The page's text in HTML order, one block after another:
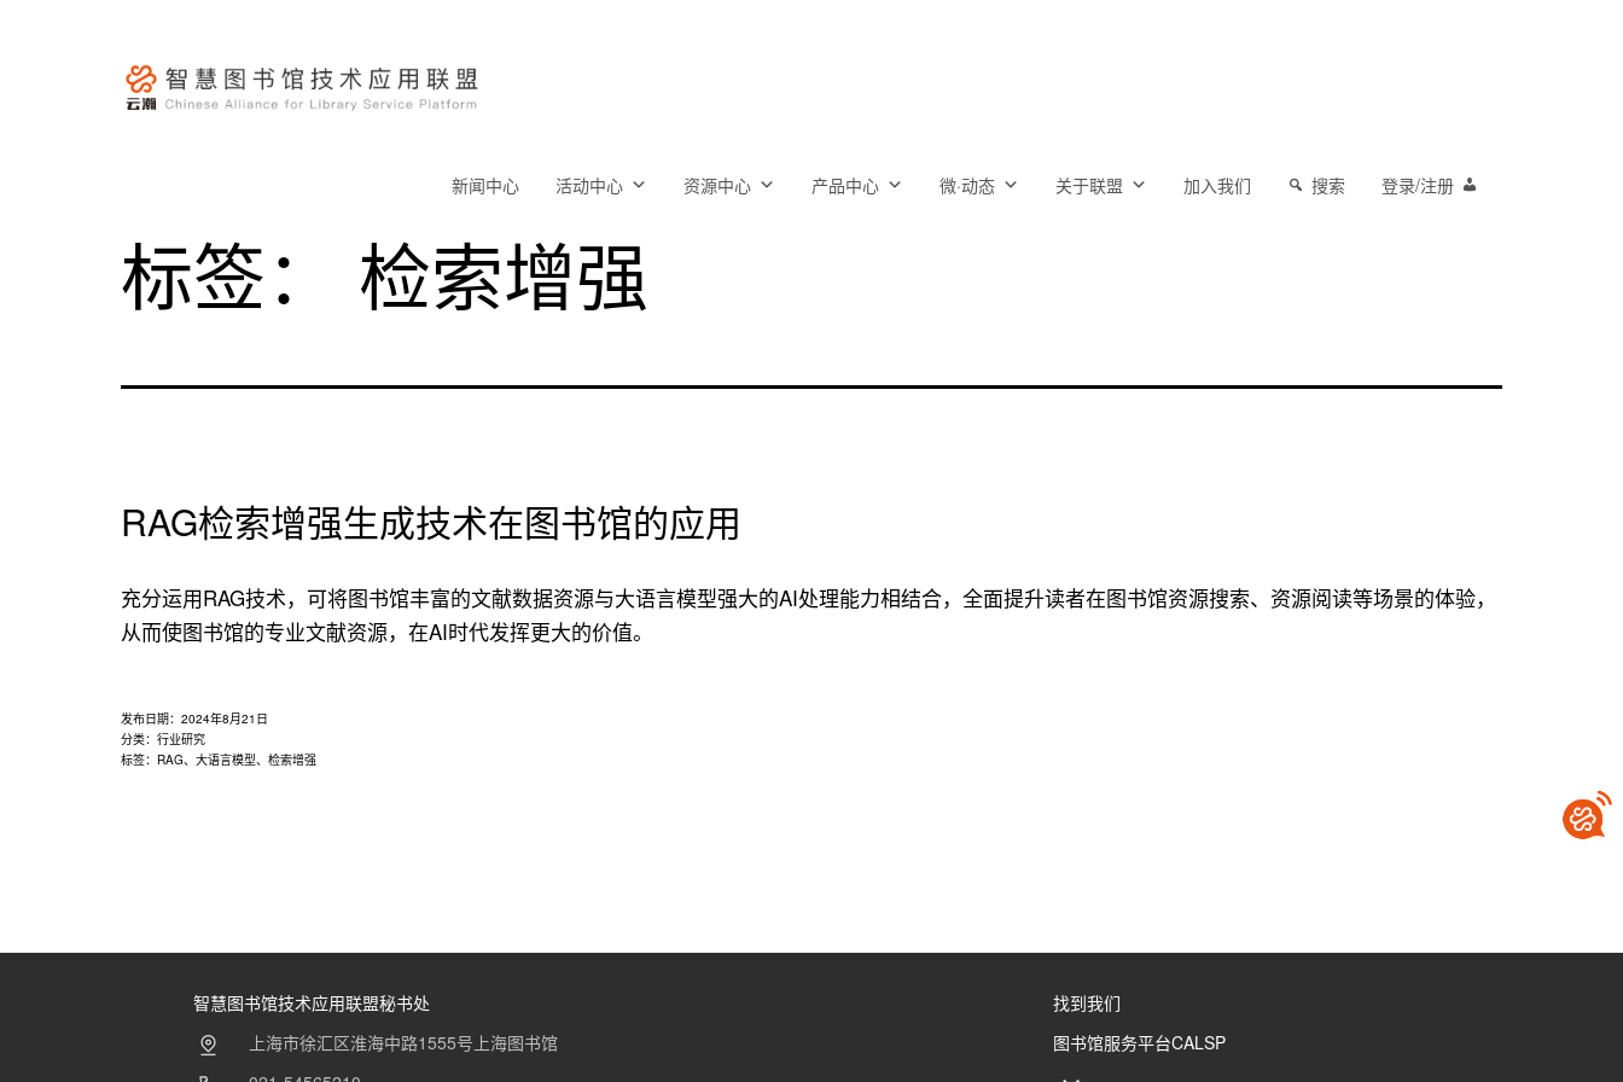
盟-
智
慧
书
应
联
盟
新闻中心 活动中心 资源中心 产品中心 微·动态 关于联盟 加入我们 搜索 登录/注册
标签： 检索增强
RAG检索增强生成技术在图书馆的应用
充分运用RAG技术，可将图书馆丰富的文献数据资源与大语言模型强大的AI处理能力相结合，全面提升读者在图书馆资源搜索、资源阅读等场景的体验，
从而使图书馆的专业文献资源，在AI时代发挥更大的价值。
发布日期： 2024年8月21日
分类： 行业研究
标签： RAG、 大语言模型、 检索增强
智慧图书馆技术应用联盟秘书处
上海市徐汇区淮海中路1555号上海图书馆
找到我们
图书馆服务平台CALSP